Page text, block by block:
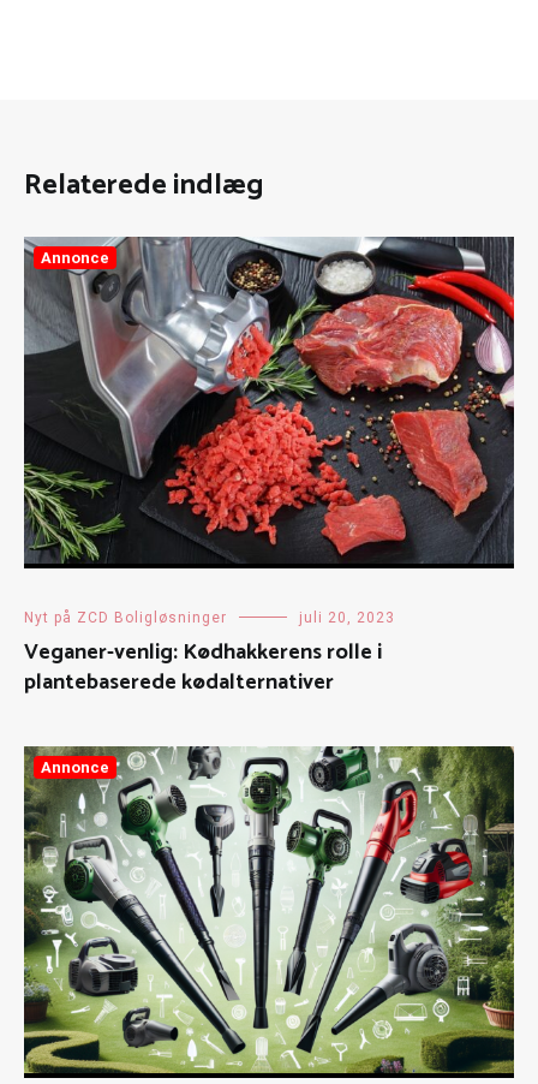
Relaterede indlæg
Annonce
Nyt på ZCD Boligløsninger juli 20, 2023
Veganer-venlig: Kødhakkerens rolle i
plantebaserede kødalternativer
Annonce